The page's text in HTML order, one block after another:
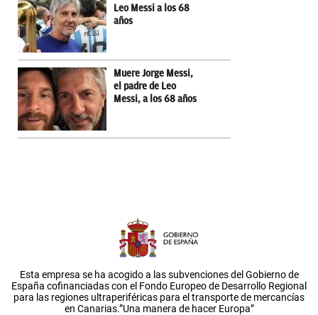
Leo Messi a los 68
años
Muere Jorge Messi,
el padre de Leo
Messi, a los 68 años
Esta empresa se ha acogido a las subvenciones del Gobierno de
España cofinanciadas con el Fondo Europeo de Desarrollo Regional
para las regiones ultraperiféricas para el transporte de mercancías
en Canarias.”Una manera de hacer Europa”